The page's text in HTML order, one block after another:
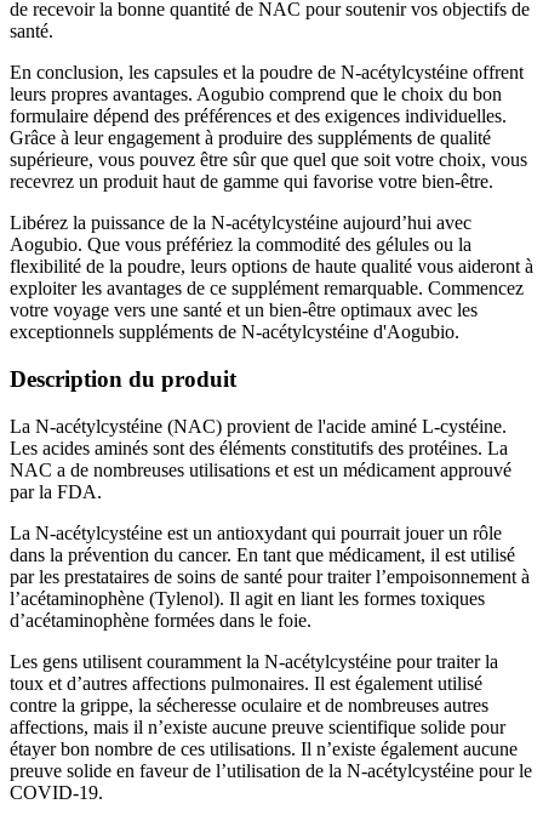
de recevoir la bonne quantité de NAC pour soutenir vos objectifs de
santé.
En conclusion, les capsules et la poudre de N-acétylcystéine offrent
leurs propres avantages. Aogubio comprend que le choix du bon
formulaire dépend des préférences et des exigences individuelles.
Grâce à leur engagement à produire des suppléments de qualité
supérieure, vous pouvez être sûr que quel que soit votre choix, vous
recevrez un produit haut de gamme qui favorise votre bien-être.
Libérez la puissance de la N-acétylcystéine aujourd’hui avec
Aogubio. Que vous préfériez la commodité des gélules ou la
flexibilité de la poudre, leurs options de haute qualité vous aideront à
exploiter les avantages de ce supplément remarquable. Commencez
votre voyage vers une santé et un bien-être optimaux avec les
exceptionnels suppléments de N-acétylcystéine d'Aogubio.
Description du produit
La N-acétylcystéine (NAC) provient de l'acide aminé L-cystéine.
Les acides aminés sont des éléments constitutifs des protéines. La
NAC a de nombreuses utilisations et est un médicament approuvé
par la FDA.
La N-acétylcystéine est un antioxydant qui pourrait jouer un rôle
dans la prévention du cancer. En tant que médicament, il est utilisé
par les prestataires de soins de santé pour traiter l’empoisonnement à
l’acétaminophène (Tylenol). Il agit en liant les formes toxiques
d’acétaminophène formées dans le foie.
Les gens utilisent couramment la N-acétylcystéine pour traiter la
toux et d’autres affections pulmonaires. Il est également utilisé
contre la grippe, la sécheresse oculaire et de nombreuses autres
affections, mais il n’existe aucune preuve scientifique solide pour
étayer bon nombre de ces utilisations. Il n’existe également aucune
preuve solide en faveur de l’utilisation de la N-acétylcystéine pour le
COVID-19.